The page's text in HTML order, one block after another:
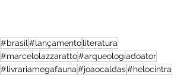
#brasil #lançamentoliteratura
#marcelolazzaratto#arqueologiadoator
#livrariamegafauna#joaocaldas#helocintra